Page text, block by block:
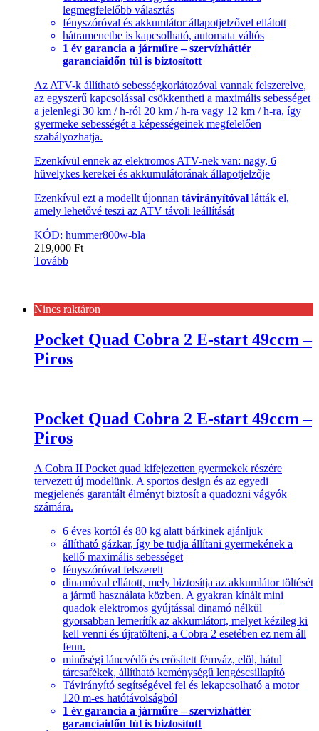
legmegfelelőbb választás
fényszóróval és akkumlátor állapotjelzővel ellátott
hátramenetbe is kapcsolható, automata váltós
1 év garancia a járműre – szervízháttér
garanciaidőn túl is biztosított
Az ATV-k állítható sebességkorlátozóval vannak felszerelve,
az egyszerű kapcsolással csökkentheti a maximális sebességet
a jelenlegi 30 km / h-ról 20 km / h-ra vagy 12 km / h-ra, így
gyermeke sebességét a képességeinek megfelelően
szabályozhatja.
Ezenkívül ennek az elektromos ATV-nek van: nagy, 6
hüvelykes kerekei és akkumulátorának állapotjelzője
Ezenkívül ezt a modellt újonnan távirányítóval látták el,
amely lehetővé teszi az ATV távoli leállítását
KÓD: hummer800w-bla
219,000 Ft
Tovább
Nincs raktáron
Pocket Quad Cobra 2 E-start 49ccm –
Piros
Pocket Quad Cobra 2 E-start 49ccm –
Piros
A Cobra II Pocket quad kifejezetten gyermekek részére
tervezett új modelünk. A sportos design és az egyedi
megjelenés garantált élményt biztosít a quadozni vágyók
számára.
6 éves kortól és 80 kg alatt bárkinek ajánljuk
állítható gázkar, így be tudja állítani gyermekének a
kellő maximális sebességet
fényszóróval felszerelt
dinamóval ellátott, mely biztosítja az akkumlátor töltését
a jármű használata közben. A gyakran kínált mini
quadok elektromos gyújtással dinamó nélkül
gyorsabban lemerítík az akkumlátort, melyet kézileg ki
kell venni és újratölteni, a Cobra 2 esetében ez nem áll
fenn.
minőségi láncvédő és erősített fémváz, elöl, hátul
tárcsafékek, állítható keménységű lengéscsillapító
Távirányító segítségével fel és lekapcsolható a motor
120 m-es hatótávolságból
1 év garancia a járműre – szervízháttér
garanciaidőn túl is biztosított